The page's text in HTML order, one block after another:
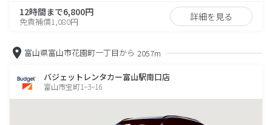
12時間まで6,800円
免責補償1,080円 詳細を見る
富山県富山市花園町一丁目から 2057m
バジェットレンタカー富山駅南口店
富山市宝町1−3−16